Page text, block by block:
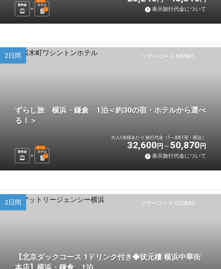
新幹線 ホテル
選べる
1 泊 表示旅行代金について
ツアーコード N97841
2日間
ずらし旅 横浜・鎌倉 1泊＜約30の宿・ホテルから選べ
る！＞
新幹線 ホテル
選べる
1 泊
大人1名様あたり 旅行代金（1～4名1室・税込）
32,600 円 50,870 円
表示旅行代金について
ツアーコード Q02BA2
2日間
【北京ダックコース 1ドリンク付き◆状元樓 横浜中華街